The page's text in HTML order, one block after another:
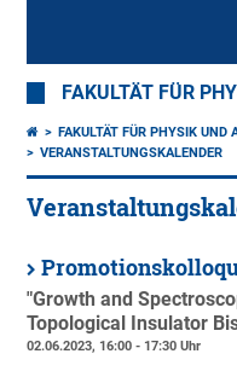
FAKULTÄT FÜR
FAKULTÄT FÜR PHYSIK UND
VERANSTALTUNGSKALENDER
"Growth and
Topological Insulator
02.06.2023, 16:00 - 17:30 Uhr